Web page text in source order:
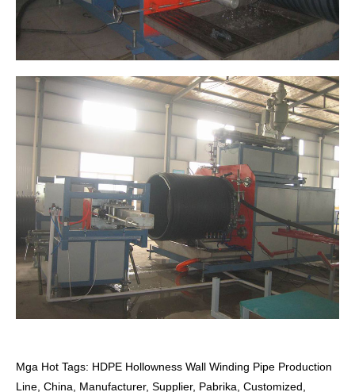
Mga Hot Tags: HDPE Hollowness Wall Winding Pipe Production
Line, China, Manufacturer, Supplier, Pabrika, Customized,